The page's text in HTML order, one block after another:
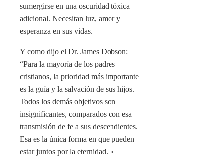
sumergirse en una oscuridad tóxica
adicional. Necesitan luz, amor y
esperanza en sus vidas.
Y como dijo el Dr. James Dobson:
“Para la mayoría de los padres
cristianos, la prioridad más importante
es la guía y la salvación de sus hijos.
Todos los demás objetivos son
insignificantes, comparados con esa
transmisión de fe a sus descendientes.
Esa es la única forma en que pueden
estar juntos por la eternidad. «